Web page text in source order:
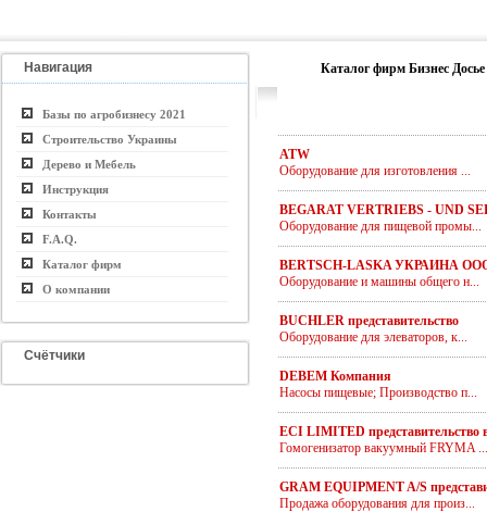
Навигация
Базы по агробизнесу 2021
Строительство Украины
Дерево и Мебель
Инструкция
Контакты
F.A.Q.
Каталог фирм
О компании
Счётчики
Каталог фирм Бизнес Досье
ATW
Оборудование для изготовления ...
BEGARAT VERTRIEBS - UND
Оборудование для пищевой промы...
BERTSCH-LASKA УКРАИНА
Оборудование и машины общего н...
BUCHLER представительство
Оборудование для элеваторов, к...
DEBEM Компания
Насосы пищевые; Производство п...
ECI LIMITED представительство
Гомогенизатор вакуумный FRYMA ...
GRAM EQUIPMENT A/S
Продажа оборудования для произ...